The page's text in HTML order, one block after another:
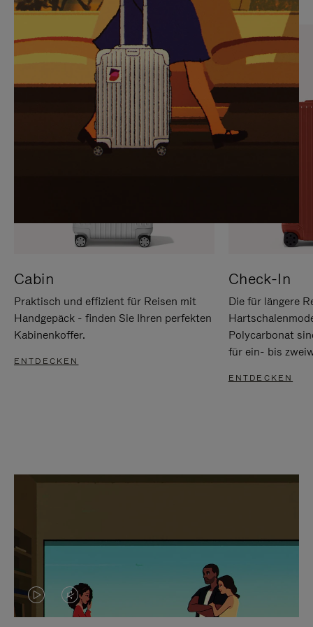
SIE,
UM
ANZUHALTEN
AUFHEBEN
DER
STUMMSCHALTUNG
Cabin
Praktisch und effizient für Reisen mit
Handgepäck - finden Sie Ihren perfekten
Kabinenkoffer.
ENTDECKEN
Check-In
Die für längere
Polycarbonat
für ein- bis
ENTDECKEN
DASVIDEO